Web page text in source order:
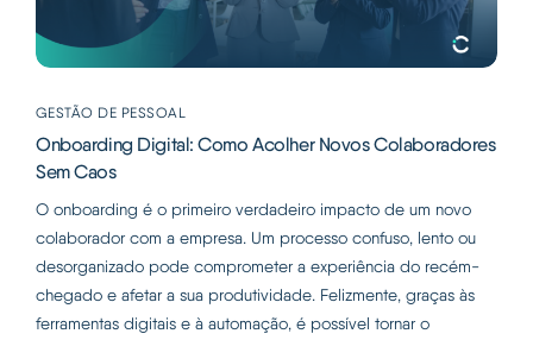
GESTÃO DE PESSOAL
Onboarding Digital: Como Acolher Novos Colaboradores
Sem Caos
O onboarding é o primeiro verdadeiro impacto de um novo
colaborador com a empresa. Um processo confuso, lento ou
desorganizado pode comprometer a experiência do recém-
chegado e afetar a sua produtividade. Felizmente, graças às
ferramentas digitais e à automação, é possível tornar o